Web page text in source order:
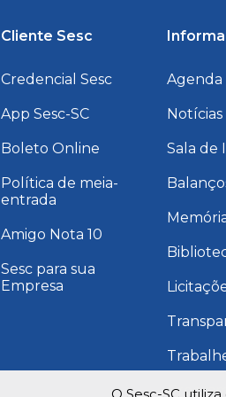
Cliente Sesc
Credencial Sesc
App Sesc-SC
Boleto Online
Política de meia-
entrada
Amigo Nota 10
Sesc para sua
Empresa
Agenda
Notícias
Sala de